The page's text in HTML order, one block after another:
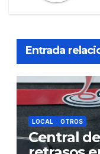
Entrada
LOCAL OTROS
Central